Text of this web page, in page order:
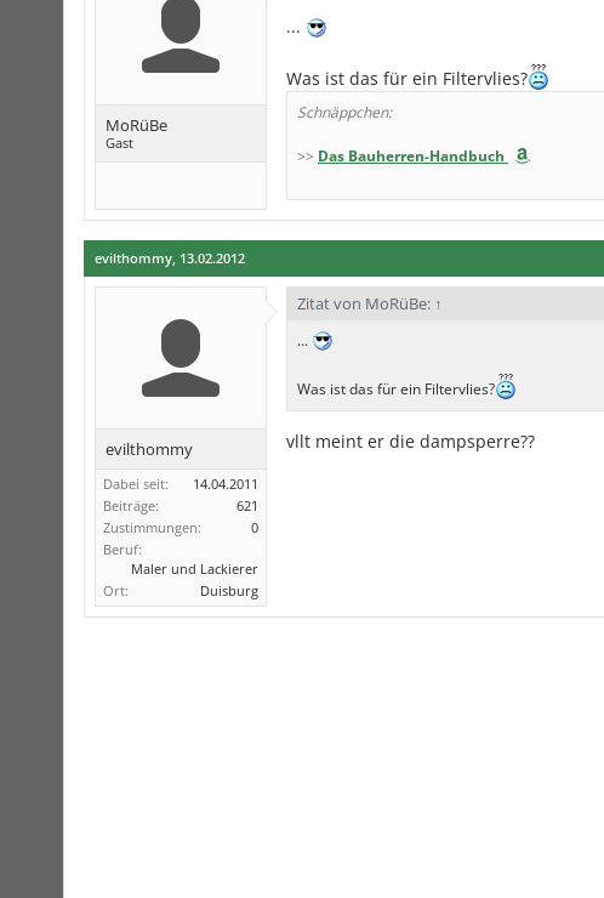
MoRüBe
Gast
...
Was ist das für ein Filtervlies?
Schnäppchen:
>> Das Bauherren-Handbuch
evilthommy, 13.02.2012
evilthommy
Dabei seit:
14.04.2011
Beiträge:
621
Zustimmungen:
0
Beruf:
Maler und Lackierer
Ort:
Duisburg
Zitat von MoRüBe: ↑
...
Was ist das für ein Filtervlies?
vllt meint er die dampsperre??